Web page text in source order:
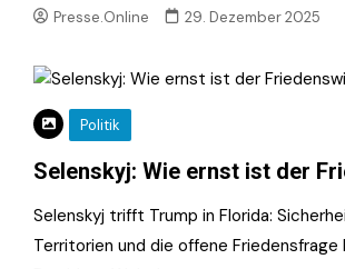
Presse.Online 29. Dezember 2025
Politik
Selenskyj: Wie ernst ist der
Selenskyj trifft Trump in Florida:
Territorien und die offene Friedensfrage